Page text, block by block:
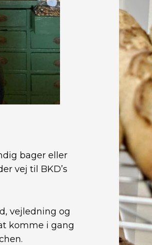
bager eller
vej til BKD’s
vejledning og
komme i gang